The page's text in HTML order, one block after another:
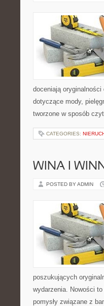
doceniają
dotyczące mody,
tworzone w sposób
CATEGORIES:
WINA I
POSTED BY ADMIN
poszukujących
wydarzenia. Nowości
pomysły związane z